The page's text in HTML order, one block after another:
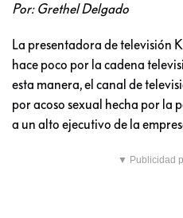
Por: Grethel Delgado
La presentadora de televisión
hace poco por la cadena
esta manera, el canal de
por acoso sexual hecha por la
a un alto ejecutivo de la
▼ Publicidad